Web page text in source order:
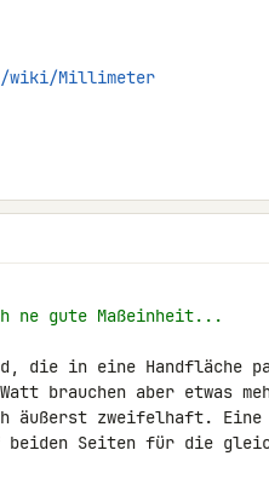
wiki/Millimeter
ne gute Maßeinheit...
die in eine Handfläche
brauchen aber etwas
äußerst zweifelhaft. Eine
beiden Seiten für die